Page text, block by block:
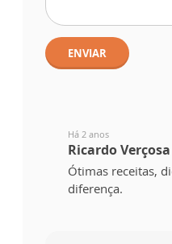
ENVIAR
Há 2 anos
Ricardo Verçosa
Ótimas receitas,
diferença.